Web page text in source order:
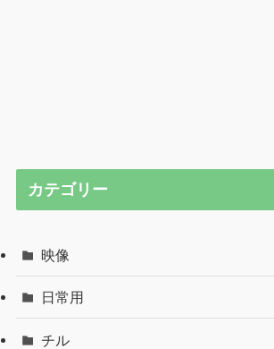
カテゴリー
映像
日常用
チル